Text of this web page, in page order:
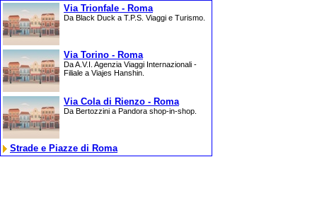
Via Trionfale - Roma
Da Black Duck a T.P.S. Viaggi e Turismo.
Via Torino - Roma
Da A.V.I. Agenzia Viaggi Internazionali -
Filiale a Viajes Hanshin.
Via Cola di Rienzo - Roma
Da Bertozzini a Pandora shop-in-shop.
Strade e Piazze di Roma